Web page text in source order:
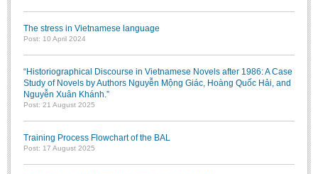
The stress in Vietnamese language
Post: 10 April 2024
“Historiographical Discourse in Vietnamese Novels after 1986: A Case
Study of Novels by Authors Nguyễn Mộng Giác, Hoàng Quốc Hải, and
Nguyễn Xuân Khánh.”
Post: 21 August 2025
Training Process Flowchart of the BAL
Post: 17 August 2025